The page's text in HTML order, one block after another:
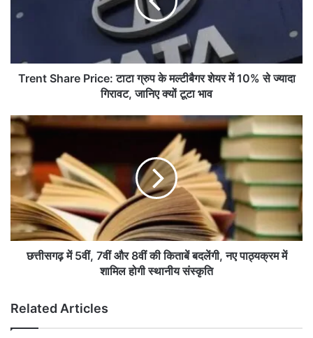
r
i
c
e
:
टा
टा
ग्रु
प
के
र
शे
Trent Share Price: टाटा ग्रुप के मल्टीबैगर शेयर में 10% से ज्यादा
गिरावट, जानिए क्यों टूटा भाव
छ
त्ती
स
ग
ढ़
में
5
वीं
,
8
वीं
छत्तीसगढ़ में 5वीं, 7वीं और 8वीं की किताबें बदलेंगी, नए पाठ्यक्रम में
शामिल होगी स्थानीय संस्कृति
Related Articles